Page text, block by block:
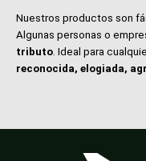
Nuestros productos son
Algunas personas o
tributo . Ideal para
reconocida, elogiada,